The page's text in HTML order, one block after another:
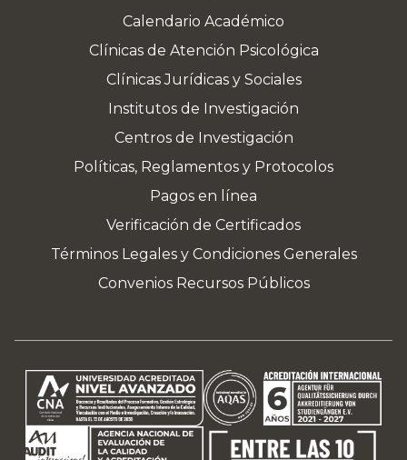
Calendario Académico
Clínicas de Atención Psicológica
Clínicas Jurídicas y Sociales
Institutos de Investigación
Centros de Investigación
Políticas, Reglamentos y Protocolos
Pagos en línea
Verificación de Certificados
Términos Legales y Condiciones Generales
Convenios Recursos Públicos